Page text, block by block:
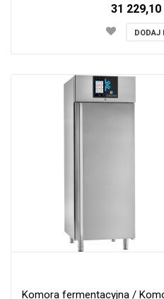
31
DODAJ
Komora fermentacyjna /